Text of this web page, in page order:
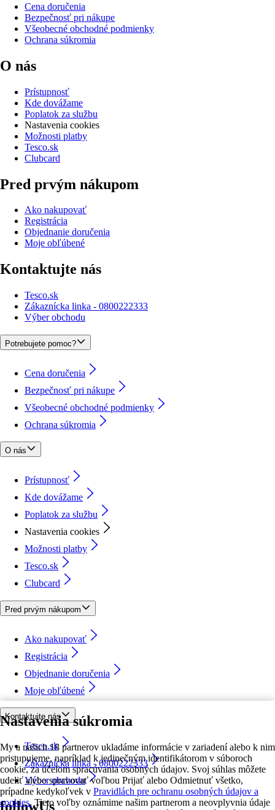
Nastavenia súkromia
My a našich 18 partnerov ukladáme informácie v zariadení alebo k nim
pristupujeme, napríklad k jedinečným identifikátorom v súboroch
cookie, za účelom spracúvania osobných údajov. Svoj súhlas môžete
udeliť alebo spravovať voľbou Prijať alebo Odmietnuť všetko,
prípadne kedykoľvek v Pravidlách pre ochranu osobných údajov a
cookies. Tieto voľby oznámime našim partnerom a neovplyvnia údaje
Cena doručenia
Bezpečnosť pri nákupe
Všeobecné obchodné podmienky
Ochrana súkromia
O nás
Prístupnosť
Kde dovážame
Poplatok za službu
Nastavenia cookies
Možnosti platby
Tesco.sk
Clubcard
Pred prvým nákupom
Ako nakupovať
Registrácia
Objednanie doručenia
Moje obľúbené
Kontaktujte nás
Tesco.sk
Zákaznícka linka - 0800222333
Výber obchodu
Potrebujete pomoc?
Cena doručenia
Bezpečnosť pri nákupe
Všeobecné obchodné podmienky
Ochrana súkromia
O nás
Prístupnosť
Kde dovážame
Poplatok za službu
Nastavenia cookies
Možnosti platby
Tesco.sk
Clubcard
Pred prvým nákupom
Ako nakupovať
Registrácia
Objednanie doručenia
Moje obľúbené
Kontaktujte nás
Tesco.sk
Zákaznícka linka - 0800222333
Výber obchodu
followUs